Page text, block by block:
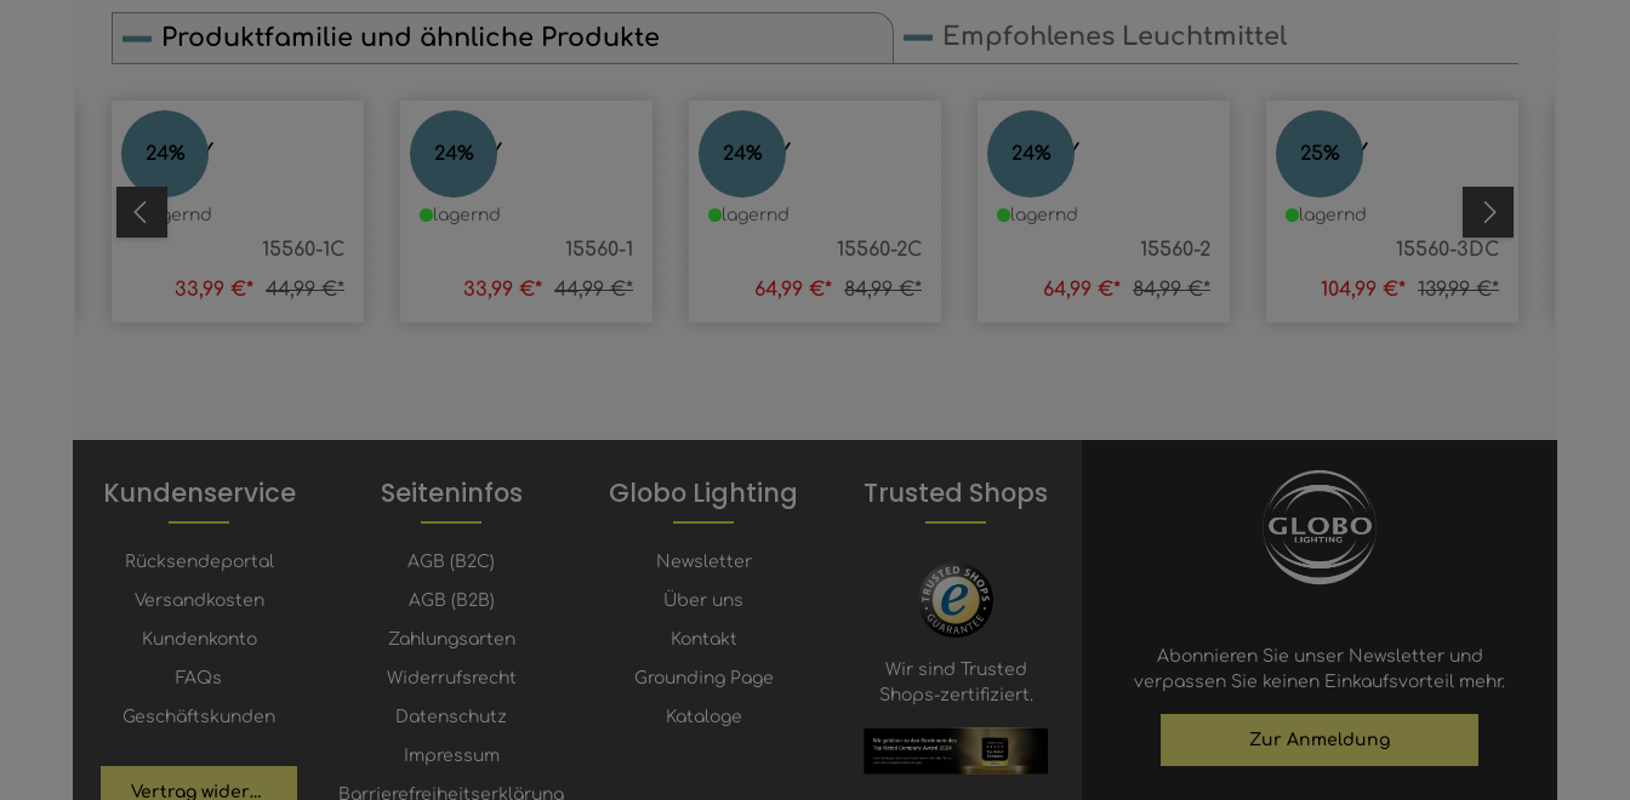
Produktfamilie und ähnliche Produkte Empfohlenes Leuchtmittel
Produktgalerie überspringen
24%
MILLEY
15560-1C
lagernd
33,99 €* 44,99 €*
24%
MILLEY
15560-1
lagernd
33,99 €* 44,99 €*
24%
MILLEY
15560-2C
lagernd
64,99 €* 84,99 €*
24%
MILLEY
15560-2
lagernd
64,99 €* 84,99 €*
25%
MILLEY
15560-3DC
lagernd
104,99 €* 139,99 €*
Kundenservice
Rücksendeportal
Versandkosten
Kundenkonto
FAQs
Geschäftskunden
Vertrag widerrufen
Seiteninfos
AGB (B2C)
AGB (B2B)
Zahlungsarten
Widerrufsrecht
Datenschutz
Impressum
Barrierefreiheitserklärung
Globo Lighting
Newsletter
Über uns
Kontakt
Grounding Page
Kataloge
Trusted Shops
Wir sind Trusted
Shops-zertifiziert.
Abonnieren Sie unser Newsletter und
verpassen Sie keinen Einkaufsvorteil mehr.
Zur Anmeldung